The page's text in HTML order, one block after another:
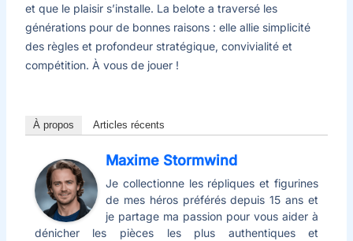
et que le plaisir s’installe. La belote a traversé les
générations pour de bonnes raisons : elle allie simplicité
des règles et profondeur stratégique, convivialité et
compétition. À vous de jouer !
À propos Articles récents
Maxime Stormwind
Je collectionne les répliques et figurines
de mes héros préférés depuis 15 ans et
je partage ma passion pour vous aider à
dénicher les pièces les plus authentiques et